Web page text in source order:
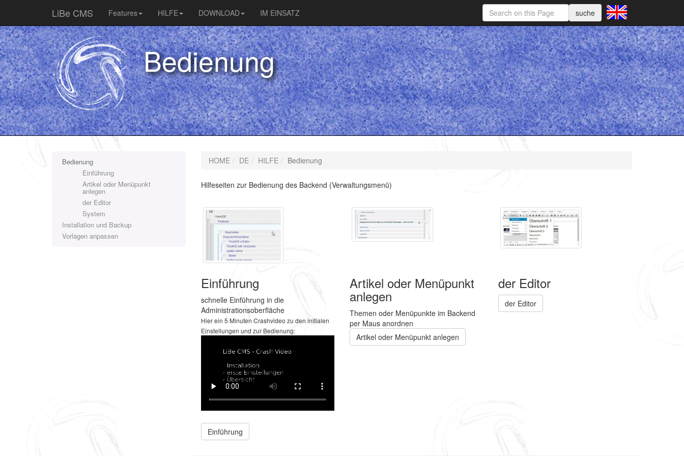
LiBe CMS Features HILFE DOWNLOAD IM EINSATZ
Bedienung
Bedienung
Einführung
Artikel oder Menüpunkt
anlegen
der Editor
System
Installation und Backup
Vorlagen anpassen
HOME DE HILFE Bedienung
Hilfeseiten zur Bedienung des Backend (Verwaltungsmenü)
Einführung
schnelle Einführung in die
Administrationsoberfläche
Hier ein 5 Minuten Crashvideo zu den initialen
Einstellungen und zur Bedienung:
Einführung
Artikel oder Menüpunkt
anlegen
Themen oder Menüpunkte im Backend
per Maus anordnen
Artikel oder Menüpunkt anlegen
der Editor
der Editor